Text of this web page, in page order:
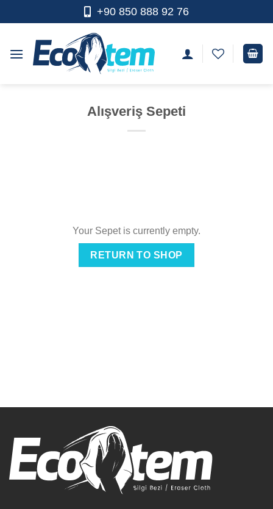
to
+90 850 888 92 76
Alışveriş Sepeti
Your Sepet is currently empty.
RETURN TO SHOP